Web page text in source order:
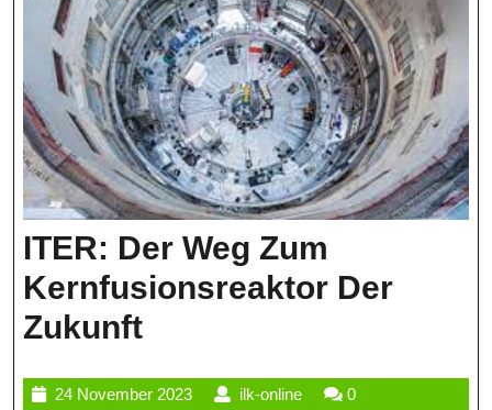
ITER: Der Weg Zum
Kernfusionsreaktor Der
ZukunftITER:
24 November 202324
ilk-onlineilk-
0